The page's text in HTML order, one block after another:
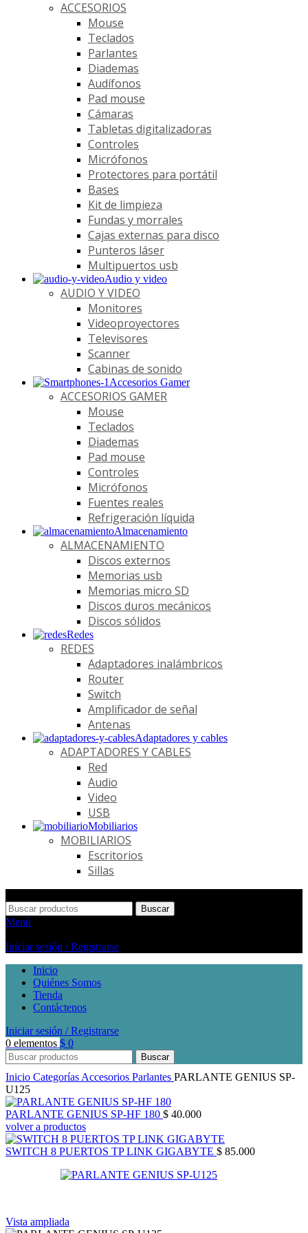
ACCESORIOS
Mouse
Teclados
Parlantes
Diademas
Audífonos
Pad mouse
Cámaras
Tabletas digitalizadoras
Controles
Micrófonos
Protectores para portátil
Bases
Kit de limpieza
Fundas y morrales
Cajas externas para disco
Punteros láser
Multipuertos usb
Audio y video
AUDIO Y VIDEO
Monitores
Videoproyectores
Televisores
Scanner
Cabinas de sonido
Accesorios Gamer
ACCESORIOS GAMER
Mouse
Teclados
Diademas
Pad mouse
Controles
Micrófonos
Fuentes reales
Refrigeración líquida
Almacenamiento
ALMACENAMIENTO
Discos externos
Memorias usb
Memorias micro SD
Discos duros mecánicos
Discos sólidos
Redes
REDES
Adaptadores inalámbricos
Router
Switch
Amplificador de señal
Antenas
Adaptadores y cables
ADAPTADORES Y CABLES
Red
Audio
Video
USB
Mobiliarios
MOBILIARIOS
Escritorios
Sillas
Buscar
Menú
Iniciar sesión / Registrarse
Inicio
Quiénes Somos
Tienda
Contáctenos
Iniciar sesión / Registrarse
0 elementos $ 0
Buscar
Inicio Categorías Accesorios Parlantes PARLANTE GENIUS SP-
U125
PARLANTE GENIUS SP-HF 180 $ 40.000
volver a productos
SWITCH 8 PUERTOS TP LINK GIGABYTE $ 85.000
Vista ampliada